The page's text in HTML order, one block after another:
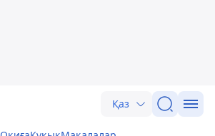
Қаз